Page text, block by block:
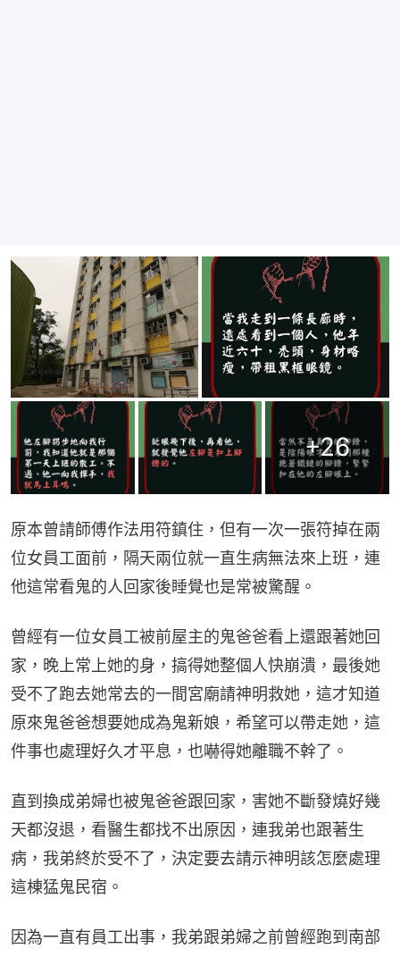
+26
原本曾請師傅作法用符鎮住，但有一次一張符掉在兩
位女員工面前，隔天兩位就一直生病無法來上班，連
他這常看鬼的人回家後睡覺也是常被驚醒。
曾經有一位女員工被前屋主的鬼爸爸看上還跟著她回
家，晚上常上她的身，搞得她整個人快崩潰，最後她
受不了跑去她常去的一間宮廟請神明救她，這才知道
原來鬼爸爸想要她成為鬼新娘，希望可以帶走她，這
件事也處理好久才平息，也嚇得她離職不幹了。
直到換成弟婦也被鬼爸爸跟回家，害她不斷發燒好幾
天都沒退，看醫生都找不出原因，連我弟也跟著生
病，我弟終於受不了，決定要去請示神明該怎麼處理
這棟猛鬼民宿。
因為一直有員工出事，我弟跟弟婦之前曾經跑到南部